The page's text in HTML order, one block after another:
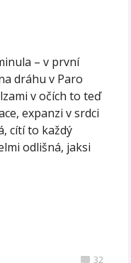
– v první
dráhu v Paro
v očích to teď
expanzi v srdci
cítí to každý
odlišná, jaksi
32